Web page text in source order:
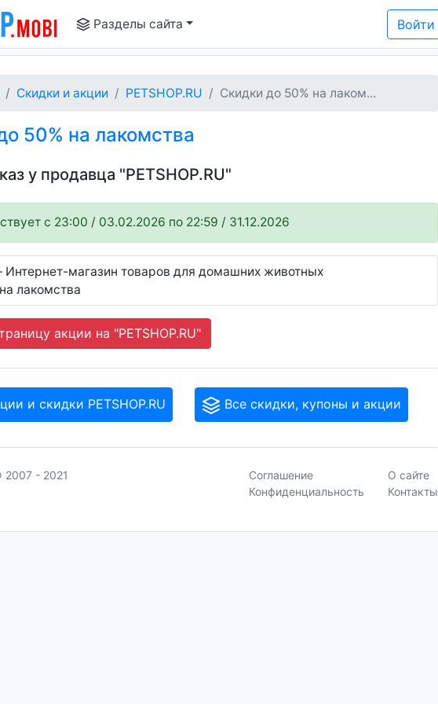
Разделы сайта Войти
Скидки и акции PETSHOP.RU Скидки до 50% на лаком...
50% на лакомства
у продавца "PETSHOP.RU"
c 23:00 / 03.02.2026 по 22:59 / 31.12.2026
Интернет-магазин товаров для домашних животных
лакомства
акции на "PETSHOP.RU"
и скидки PETSHOP.RU Все скидки, купоны и акции
2007 - 2021
Соглашение
Конфиденциальность
О сайте
Контакты